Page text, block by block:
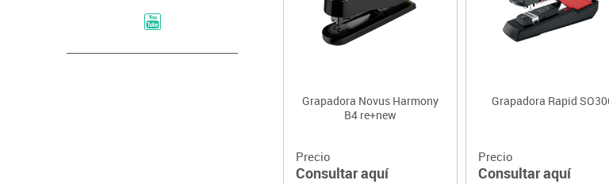
Grapadora Novus Harmony
B4 re+new
Precio
Consultar aquí
Grapadora Rapid
Precio
Consultar aquí